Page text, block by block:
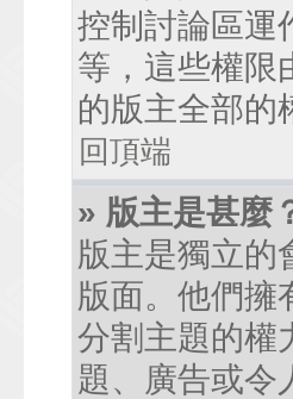
控制討論區運
等，這些權限
的版主全部的
回頂端
» 版主是甚麼
版主是獨立的
版面。他們擁
分割主題的權
題、廣告或令